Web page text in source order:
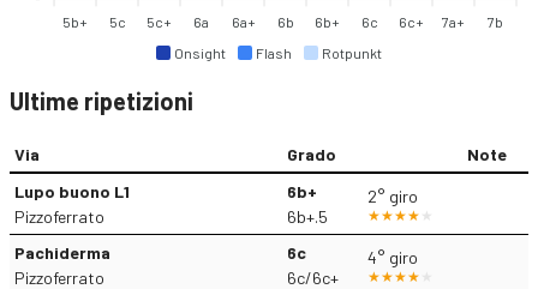
Onsight Flash Rotpunkt
5b+ 5c 5c+ 6a 6a+ 6b 6b+ 6c 6c+ 7a+ 7b
Ultime ripetizioni
Via Grado
Note
Lupo buono L1
Pizzoferrato
6b+
6b+.5
2° giro
Pachiderma
Pizzoferrato
6c
6c/6c+
4° giro